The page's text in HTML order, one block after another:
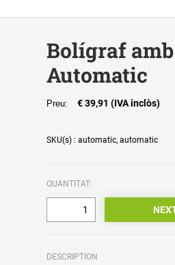
Bolígraf
Automatic
Preu: € 39,91 (IVA inclòs)
SKU(s) : automatic, automatic
QUANTITAT:
DESCRIPTION